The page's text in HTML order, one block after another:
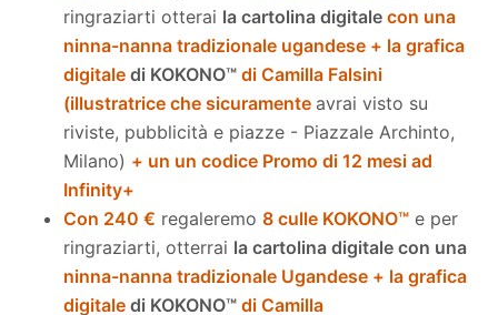
ringraziarti otterai la cartolina digitale con una
ninna-nanna tradizionale ugandese + la grafica
digitale di KOKONO™ di Camilla Falsini
(illustratrice che sicuramente avrai visto su
riviste, pubblicità e piazze - Piazzale Archinto,
Milano) + un un codice Promo di 12 mesi ad
Infinity+
Con 240 € regaleremo 8 culle KOKONO™ e per
ringraziarti, otterrai la cartolina digitale con una
ninna-nanna tradizionale Ugandese + la grafica
digitale di KOKONO™ di Camilla